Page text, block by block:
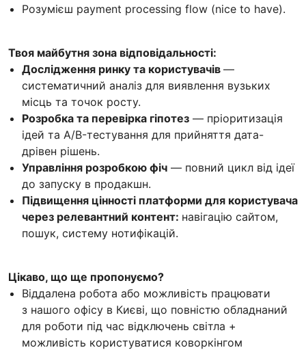
Розумієш payment processing flow (nice to have).
Твоя майбутня зона відповідальності:
Дослідження ринку та користувачів —
систематичний аналіз для виявлення вузьких
місць та точок росту.
Розробка та перевірка гіпотез — пріоритизація
ідей та A/B-тестування для прийняття дата-
дрівен рішень.
Управління розробкою фіч — повний цикл від ідеї
до запуску в продакшн.
Підвищення цінності платформи для користувача
через релевантний контент: навігацію сайтом,
пошук, систему нотифікацій.
Цікаво, що ще пропонуємо?
Віддалена робота або можливість працювати
з нашого офісу в Києві, що повністю обладнаний
для роботи під час відключень світла +
можливість користуватися коворкінгом